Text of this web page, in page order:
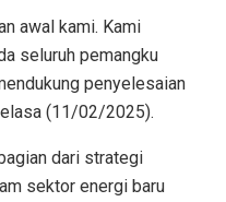
awal kami. Kami
seluruh pemangku
penyelesaian
(11/02/2025).
dari strategi
sektor energi baru